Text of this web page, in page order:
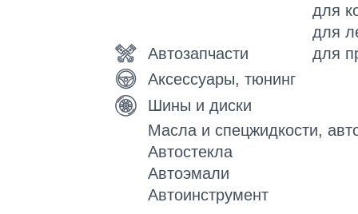
Автозапчасти
для
для
для
Аксессуары, тюнинг
Шины и диски
Масла и спецжидкости,
Автостекла
Автоэмали
Автоинструмент